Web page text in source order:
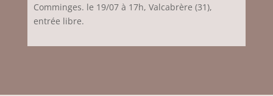
Comminges. le 19/07 à 17h, Valcabrère (31),
entrée libre.